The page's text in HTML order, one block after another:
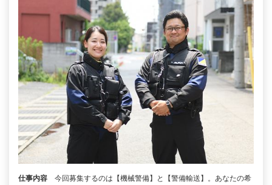
仕事内容 今回募集するのは【機械警備】と【警備輸送】。あなたの希